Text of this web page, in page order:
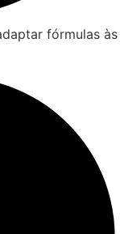
fórmulas às